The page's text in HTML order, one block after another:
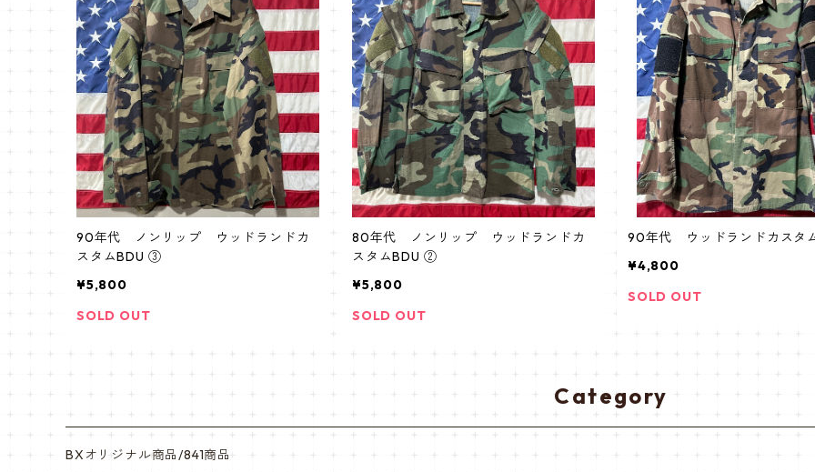
90年代 ノンリップ ウッドランドカ
スタムBDU ③
¥5,800
SOLD OUT
80年代 ノンリップ ウッドランドカ
スタムBDU ②
¥5,800
SOLD OUT
90年代 ウッドランドカスタ
¥4,800
SOLD OUT
Category
BXオリジナル商品/841商品